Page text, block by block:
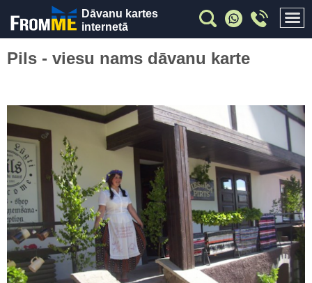
Dāvanu kartes
internetā
Pils - viesu nams dāvanu karte